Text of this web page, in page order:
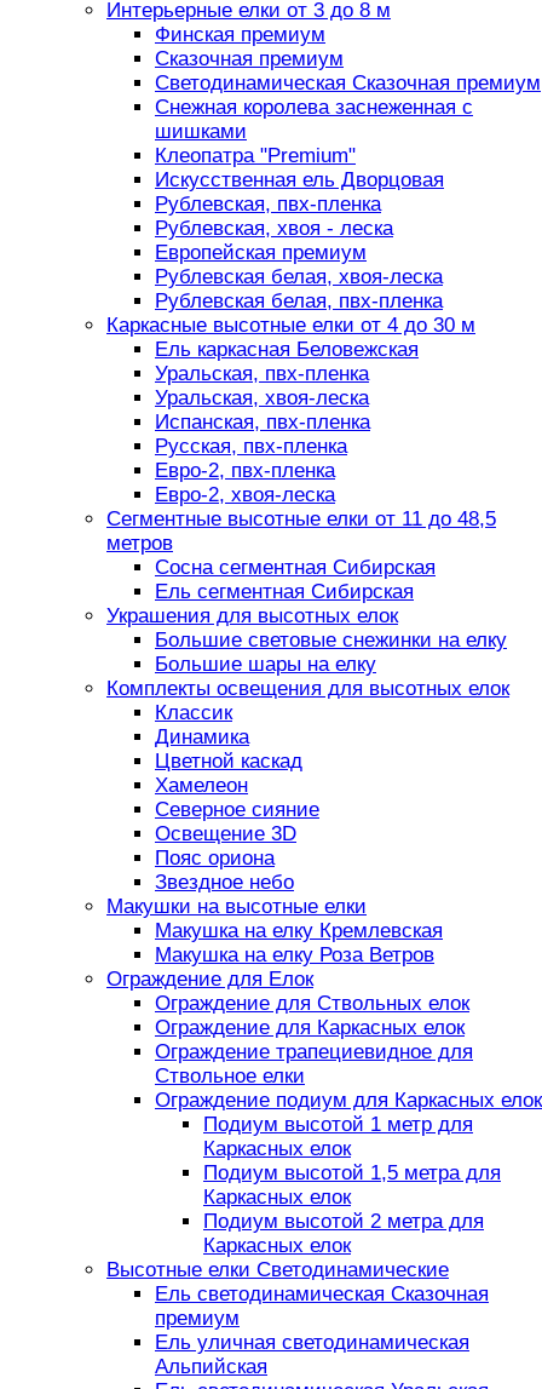
Интерьерные елки от 3 до 8 м
Финская премиум
Сказочная премиум
Светодинамическая Сказочная премиум
Снежная королева заснеженная с
шишками
Клеопатра "Premium"
Искусственная ель Дворцовая
Рублевская, пвх-пленка
Рублевская, хвоя - леска
Европейская премиум
Рублевская белая, хвоя-леска
Рублевская белая, пвх-пленка
Каркасные высотные елки от 4 до 30 м
Ель каркасная Беловежская
Уральская, пвх-пленка
Уральская, хвоя-леска
Испанская, пвх-пленка
Русская, пвх-пленка
Евро-2, пвх-пленка
Евро-2, хвоя-леска
Сегментные высотные елки от 11 до 48,5
метров
Сосна сегментная Сибирская
Ель сегментная Сибирская
Украшения для высотных елок
Большие световые снежинки на елку
Большие шары на елку
Комплекты освещения для высотных елок
Классик
Динамика
Цветной каскад
Хамелеон
Северное сияние
Освещение 3D
Пояс ориона
Звездное небо
Макушки на высотные елки
Макушка на елку Кремлевская
Макушка на елку Роза Ветров
Ограждение для Елок
Ограждение для Ствольных елок
Ограждение для Каркасных елок
Ограждение трапециевидное для
Ствольное елки
Ограждение подиум для Каркасных елок
Подиум высотой 1 метр для
Каркасных елок
Подиум высотой 1,5 метра для
Каркасных елок
Подиум высотой 2 метра для
Каркасных елок
Высотные елки Светодинамические
Ель светодинамическая Сказочная
премиум
Ель уличная светодинамическая
Альпийская